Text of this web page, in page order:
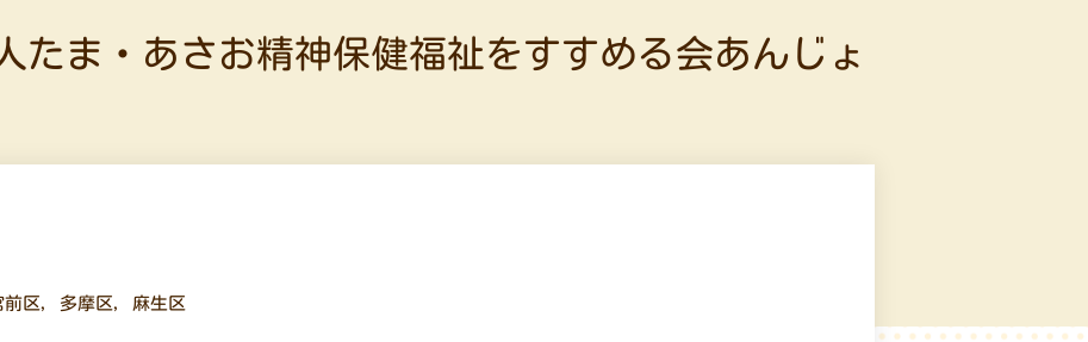
たま・あさお精神保健福祉をすすめる会あんじょ
前区, 多摩区, 麻生区